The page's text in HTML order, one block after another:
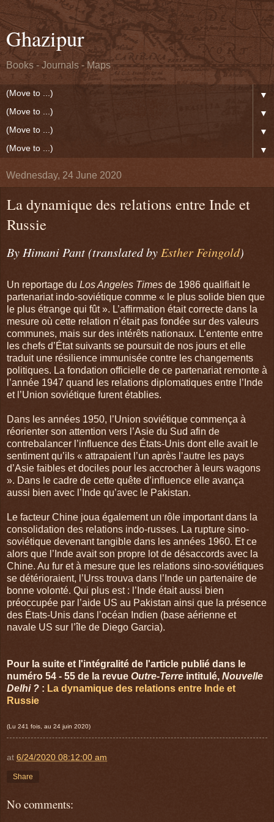
Ghazipur
Books - Journals - Maps
▼
▼
▼
▼
Wednesday, 24 June 2020
La dynamique des relations entre Inde et
Russie
By Himani Pant (translated by Esther Feingold)
Un reportage du Los Angeles Times de 1986 qualifiait le
partenariat indo-soviétique comme « le plus solide bien que
le plus étrange qui fût ». L’affirmation était correcte dans la
mesure où cette relation n’était pas fondée sur des valeurs
communes, mais sur des intérêts nationaux. L’entente entre
les chefs d’État suivants se poursuit de nos jours et elle
traduit une résilience immunisée contre les changements
politiques. La fondation officielle de ce partenariat remonte à
l’année 1947 quand les relations diplomatiques entre l’Inde
et l’Union soviétique furent établies.
Dans les années 1950, l’Union soviétique commença à
réorienter son attention vers l’Asie du Sud afin de
contrebalancer l’influence des États-Unis dont elle avait le
sentiment qu’ils « attrapaient l’un après l’autre les pays
d’Asie faibles et dociles pour les accrocher à leurs wagons
». Dans le cadre de cette quête d’influence elle avança
aussi bien avec l’Inde qu’avec le Pakistan.
Le facteur Chine joua également un rôle important dans la
consolidation des relations indo-russes. La rupture sino-
soviétique devenant tangible dans les années 1960. Et ce
alors que l’Inde avait son propre lot de désaccords avec la
Chine. Au fur et à mesure que les relations sino-soviétiques
se détérioraient, l’Urss trouva dans l’Inde un partenaire de
bonne volonté. Qui plus est : l’Inde était aussi bien
préoccupée par l’aide US au Pakistan ainsi que la présence
des États-Unis dans l’océan Indien (base aérienne et
navale US sur l’île de Diego Garcia).
Pour la suite et l'intégralité de l'article publié dans le
numéro 54 - 55 de la revue Outre-Terre intitulé, Nouvelle
Delhi ? : La dynamique des relations entre Inde et
Russie
(Lu 241 fois, au 24 juin 2020)
at 6/24/2020 08:12:00 am
Share
No comments: